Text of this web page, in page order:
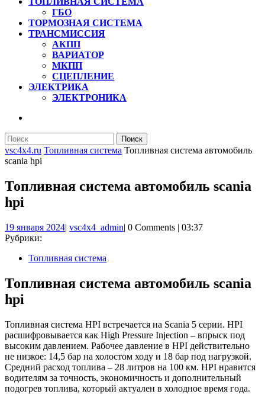
ГБО
ТОРМОЗНАЯ СИСТЕМА
ТРАНСМИССИЯ
АКПП
ВАРИАТОР
МКПП
СЦЕПЛЕНИЕ
ЭЛЕКТРИКА
ЭЛЕКТРОНИКА
КНОПКА
Найти:
vsc4x4.ru Топливная система Топливная система автомобиль
scania hpi
Топливная система автомобиль scania
hpi
19 января 202419
| vsc4x4_adminvsc4x4_admin
| 0 Comments | 03:37
Рубрики:
Топливная система
Топливная система автомобиль scania
hpi
Топливная система HPI встречается на Scania 5 серии. HPI
расшифровывается как High Pressure Injection – впрыск под
высоким давлением. Рабочее давление в HPI действительно
не низкое: 14,5 бар на холостом ходу и 18 бар под нагрузкой.
Средний расход топлива – 28 литров на 100 км. HPI нравится
водителям за точность, экономичность и дополнительный
подогрев топлива, который актуален в холодное время года.